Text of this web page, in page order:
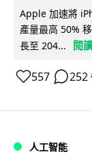
Apple 加速將
產量最高 50%
長至 204...
閱
557 252
人工智能